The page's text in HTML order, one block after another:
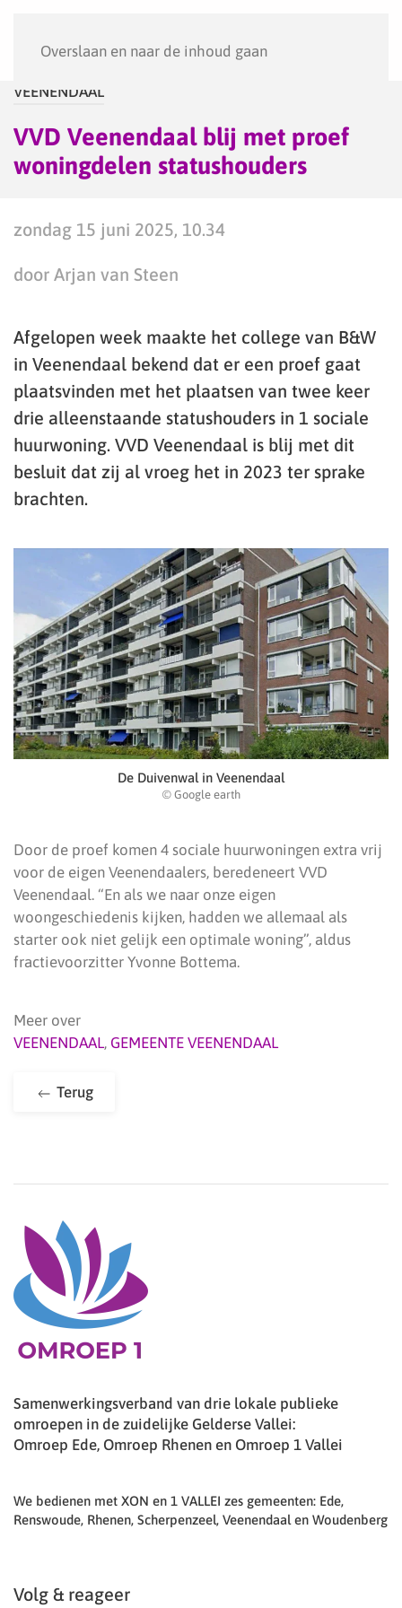
Overslaan en naar de inhoud gaan
VEENENDAAL
VVD Veenendaal blij met proef
woningdelen statushouders
zondag 15 juni 2025, 10.34
door Arjan van Steen
Afgelopen week maakte het college van B&W
in Veenendaal bekend dat er een proef gaat
plaatsvinden met het plaatsen van twee keer
drie alleenstaande statushouders in 1 sociale
huurwoning. VVD Veenendaal is blij met dit
besluit dat zij al vroeg het in 2023 ter sprake
brachten.
De Duivenwal in Veenendaal
© Google earth
Door de proef komen 4 sociale huurwoningen extra vrij
voor de eigen Veenendaalers, beredeneert VVD
Veenendaal. “En als we naar onze eigen
woongeschiedenis kijken, hadden we allemaal als
starter ook niet gelijk een optimale woning”, aldus
fractievoorzitter Yvonne Bottema.
Meer over
VEENENDAAL, GEMEENTE VEENENDAAL
Terug
Samenwerkingsverband van drie lokale publieke
omroepen in de zuidelijke Gelderse Vallei:
Omroep Ede, Omroep Rhenen en Omroep 1 Vallei
We bedienen met XON en 1 VALLEI zes gemeenten: Ede,
Renswoude, Rhenen, Scherpenzeel, Veenendaal en Woudenberg
Volg & reageer